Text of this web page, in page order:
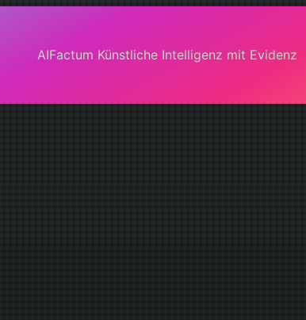
AIFactum Künstliche Intelligenz mit Evidenz